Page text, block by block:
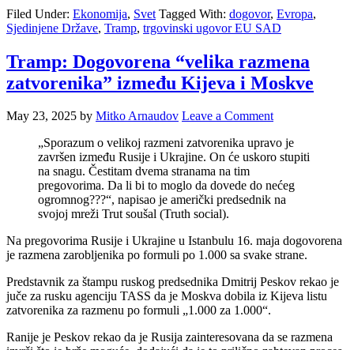
Filed Under: Ekonomija, Svet Tagged With: dogovor, Evropa,
Sjedinjene Države, Tramp, trgovinski ugovor EU SAD
Tramp: Dogovorena “velika razmena
zatvorenika” između Kijeva i Moskve
May 23, 2025 by Mitko Arnaudov Leave a Comment
„Sporazum o velikoj razmeni zatvorenika upravo je
završen između Rusije i Ukrajine. On će uskoro stupiti
na snagu. Čestitam dvema stranama na tim
pregovorima. Da li bi to moglo da dovede do nećeg
ogromnog???“, napisao je američki predsednik na
svojoj mreži Trut soušal (Truth social).
Na pregovorima Rusije i Ukrajine u Istanbulu 16. maja dogovorena
je razmena zarobljenika po formuli po 1.000 sa svake strane.
Predstavnik za štampu ruskog predsednika Dmitrij Peskov rekao je
juče za rusku agenciju TASS da je Moskva dobila iz Kijeva listu
zatvorenika za razmenu po formuli „1.000 za 1.000“.
Ranije je Peskov rekao da je Rusija zainteresovana da se razmena